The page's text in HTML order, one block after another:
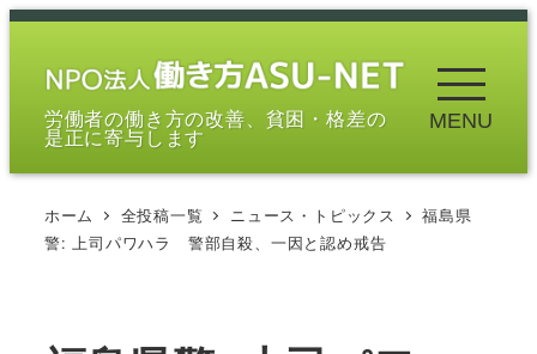
メ
労働者の働き方の改善、貧困・格差の
是正に寄与します
MENU
ホーム 全投稿一覧 ニュース・トピックス
福島県
警: 上司パワハラ 警部自殺、一因と認め戒告